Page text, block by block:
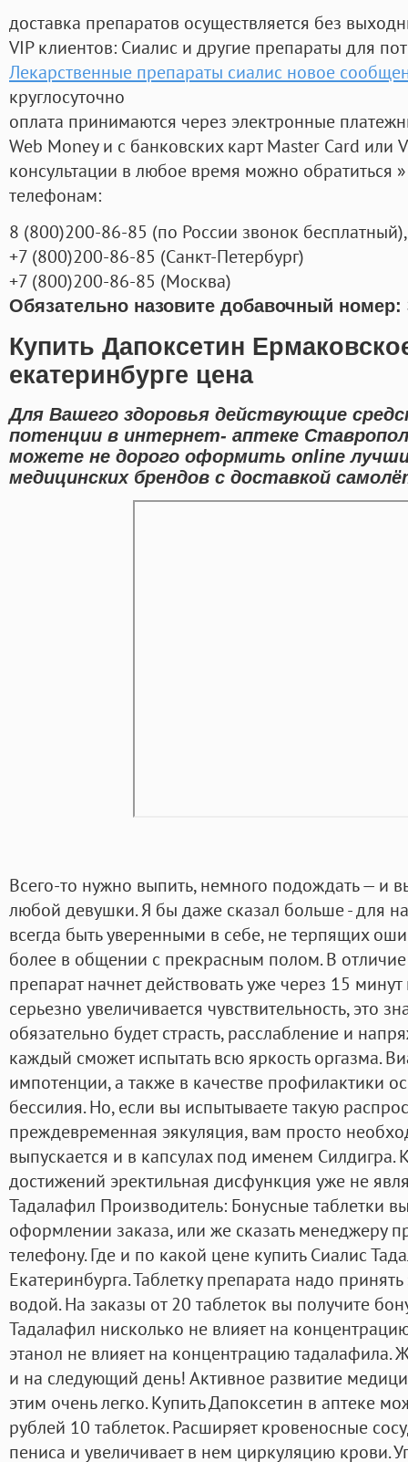
доставка препаратов осуществляется без
VIP клиентов: Сиалис и другие препараты для
Лекарственные препараты сиалис новое
круглосуточно
оплата принимаются через электронные
Web Money и с банковских карт Master Card или
консультации в любое время можно обратиться
телефонам:
8 (800)200-86-85 (по России звонок бесплатный),
+7 (800)200-86-85 (Санкт-Петербург)
+7 (800)200-86-85 (Москва)
Обязательно назовите добавочный номер:
Купить Дапоксетин
екатеринбурге цена
Для Вашего здоровья действующие
потенции в интернет- аптеке
можете не дорого оформить online
медицинских брендов с доставкой
Всего-то нужно выпить, немного подождать — и
любой девушки. Я бы даже сказал больше - для
всегда быть уверенными в себе, не терпящих
более в общении с прекрасным полом. В
препарат начнет действовать уже через 15
серьезно увеличивается чувствительность, это
обязательно будет страсть, расслабление и
каждый сможет испытать всю яркость оргазма.
импотенции, а также в качестве профилактики
бессилия. Но, если вы испытываете такую
преждевременная эякуляция, вам просто
выпускается и в капсулах под именем Силдигра.
достижений эректильная дисфункция уже не
Тадалафил Производитель: Бонусные таблетки
оформлении заказа, или же сказать менеджеру
телефону. Где и по какой цене купить Сиалис
Екатеринбурга. Таблетку препарата надо
водой. На заказы от 20 таблеток вы получите
Тадалафил нисколько не влияет на
этанол не влияет на концентрацию тадалафила.
и на следующий день! Активное развитие
этим очень легко. Купить Дапоксетин в аптеке
рублей 10 таблеток. Расширяет кровеносные
пениса и увеличивает в нем циркуляцию крови.